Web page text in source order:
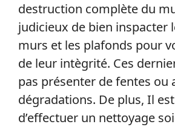
destruction complète du
judicieux de bien inspacter
murs et les plafonds pour
de leur intègrité. Ces
pas présenter de fentes ou
dégradations. De plus, Il
d’effectuer un nettoyage